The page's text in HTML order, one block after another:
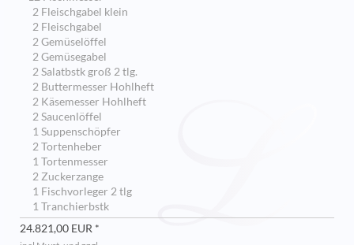
2 Fleischgabel klein
2 Fleischgabel
2 Gemüselöffel
2 Gemüsegabel
2 Salatbstk groß 2 tlg.
2 Buttermesser Hohlheft
2 Käsemesser Hohlheft
2 Saucenlöffel
1 Suppenschöpfer
2 Tortenheber
1 Tortenmesser
2 Zuckerzange
1 Fischvorleger 2 tlg
1 Tranchierbstk
24.821,00 EUR *